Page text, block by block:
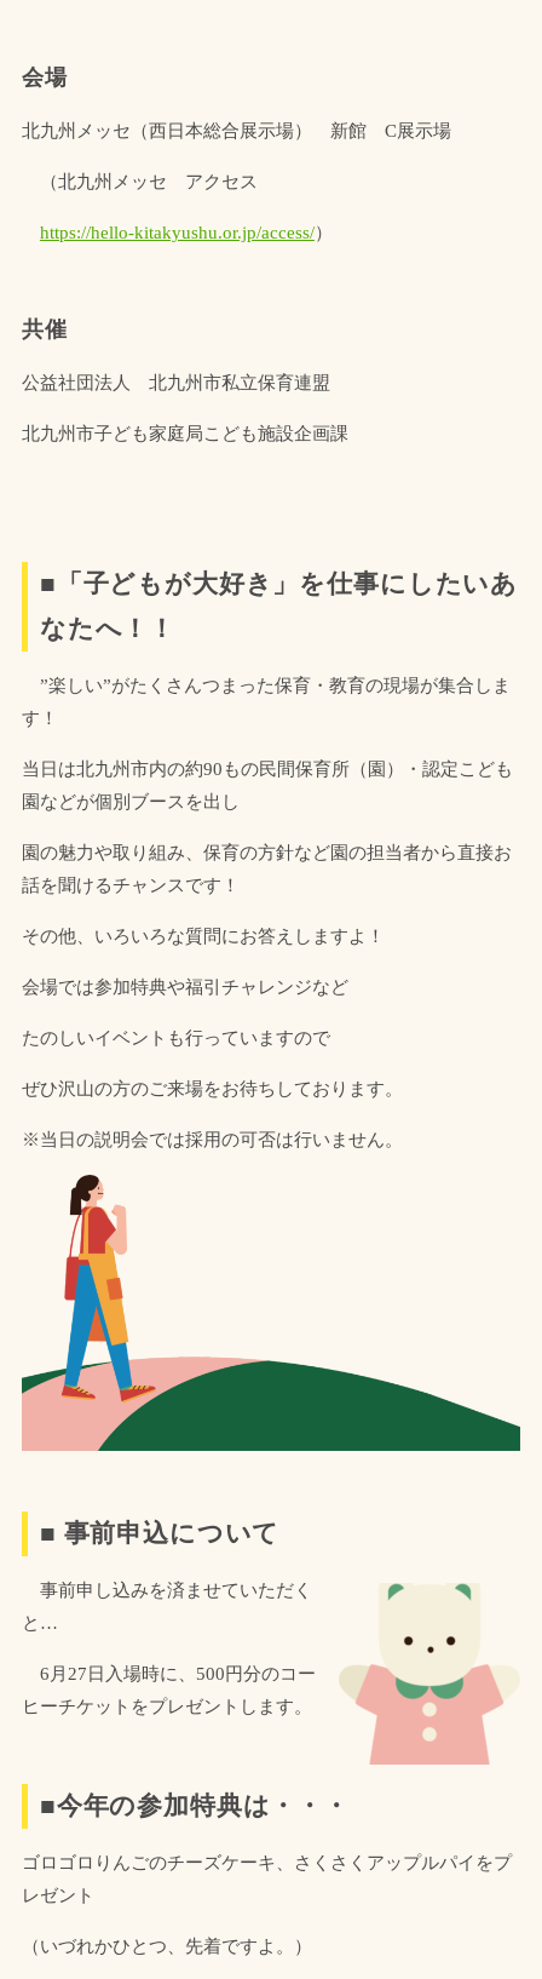
会場
北九州メッセ（西日本総合展示場） 新館 C展示場
（北九州メッセ アクセス
https://hello-kitakyushu.or.jp/access/）
共催
公益社団法人 北九州市私立保育連盟
北九州市子ども家庭局こども施設企画課
■ 「子どもが大好き」を仕事にしたいあ
なたへ！！
”楽しい”がたくさんつまった保育・教育の現場が集合しま
す！
当日は北九州市内の約90もの民間保育所（園）・認定こども
園などが個別ブースを出し
園の魅力や取り組み、保育の方針など園の担当者から直接お
話を聞けるチャンスです！
その他、いろいろな質問にお答えしますよ！
会場では参加特典や福引チャレンジなど
たのしいイベントも行っていますので
ぜひ沢山の方のご来場をお待ちしております。
※当日の説明会では採用の可否は行いません。
■ 事前申込について
事前申し込みを済ませていただく
と…
6月27日入場時に、500円分のコー
ヒーチケットをプレゼントします。
■今年の参加特典は・・・
ゴロゴロりんごのチーズケーキ、さくさくアップルパイをプ
レゼント
（いづれかひとつ、先着ですよ。）